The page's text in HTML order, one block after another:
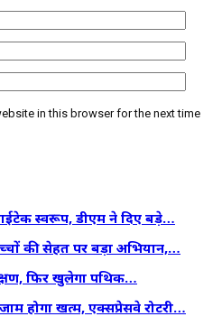
in this browser for the next time
स्वरूप, डीएम ने दिए बड़े…
की सेहत पर बड़ा अभियान,…
फिर खुलेगा पथिक…
होगा खत्म, एक्सप्रेसवे रोटरी…